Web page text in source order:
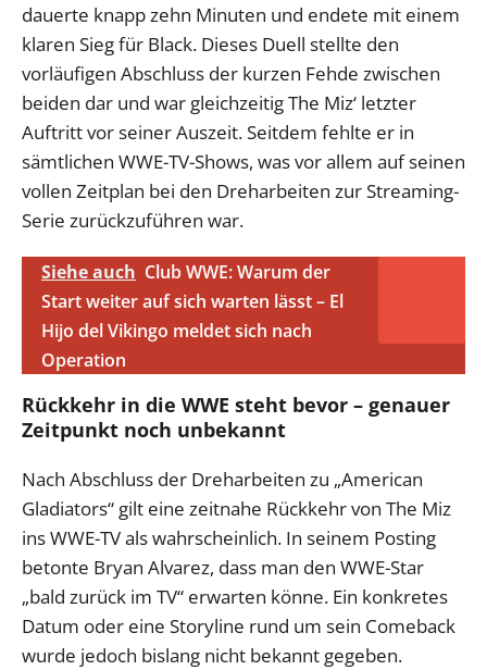
dauerte knapp zehn Minuten und endete mit einem
klaren Sieg für Black. Dieses Duell stellte den
vorläufigen Abschluss der kurzen Fehde zwischen
beiden dar und war gleichzeitig The Miz‘ letzter
Auftritt vor seiner Auszeit. Seitdem fehlte er in
sämtlichen WWE-TV-Shows, was vor allem auf seinen
vollen Zeitplan bei den Dreharbeiten zur Streaming-
Serie zurückzuführen war.
Siehe auch Club WWE: Warum der
Start weiter auf sich warten lässt – El
Hijo del Vikingo meldet sich nach
Operation
Rückkehr in die WWE steht bevor – genauer
Zeitpunkt noch unbekannt
Nach Abschluss der Dreharbeiten zu „American
Gladiators“ gilt eine zeitnahe Rückkehr von The Miz
ins WWE-TV als wahrscheinlich. In seinem Posting
betonte Bryan Alvarez, dass man den WWE-Star
„bald zurück im TV“ erwarten könne. Ein konkretes
Datum oder eine Storyline rund um sein Comeback
wurde jedoch bislang nicht bekannt gegeben.